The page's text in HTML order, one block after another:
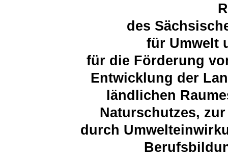
des
für Umwelt
für die Förderung
Entwicklung der
ländlichen
Naturschutzes,
durch